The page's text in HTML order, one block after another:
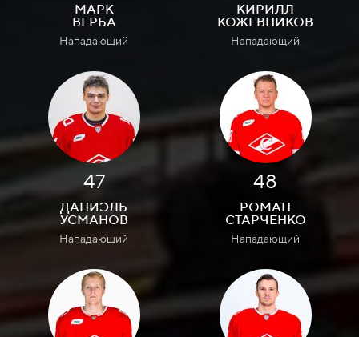
МАРК
ВЕРБА
Нападающий
КИРИЛЛ
КОЖЕВНИКОВ
Нападающий
47
ДАНИЭЛЬ
УСМАНОВ
Нападающий
48
РОМАН
СТАРЧЕНКО
Нападающий